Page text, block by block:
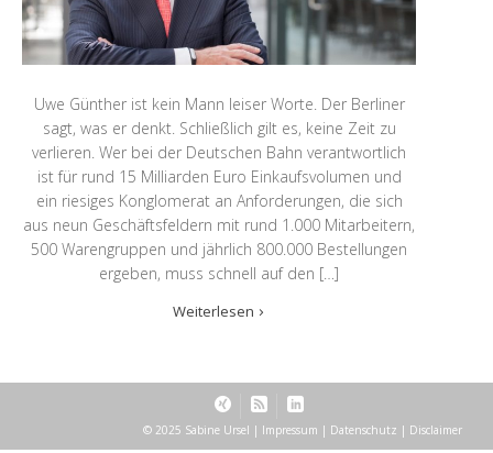
Uwe Günther ist kein Mann leiser Worte. Der Berliner
sagt, was er denkt. Schließlich gilt es, keine Zeit zu
verlieren. Wer bei der Deutschen Bahn verantwortlich
ist für rund 15 Milliarden Euro Einkaufsvolumen und
ein riesiges Konglomerat an Anforderungen, die sich
aus neun Geschäftsfeldern mit rund 1.000 Mitarbeitern,
500 Warengruppen und jährlich 800.000 Bestellungen
ergeben, muss schnell auf den […]
Weiterlesen
© 2025 Sabine Ursel | Impressum | Datenschutz | Disclaimer